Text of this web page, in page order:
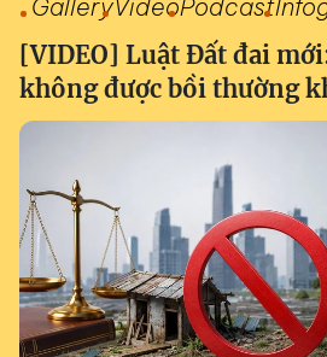
GalleryVideoPodcast
[VIDEO] Luật Đất đai
không được bồi thường